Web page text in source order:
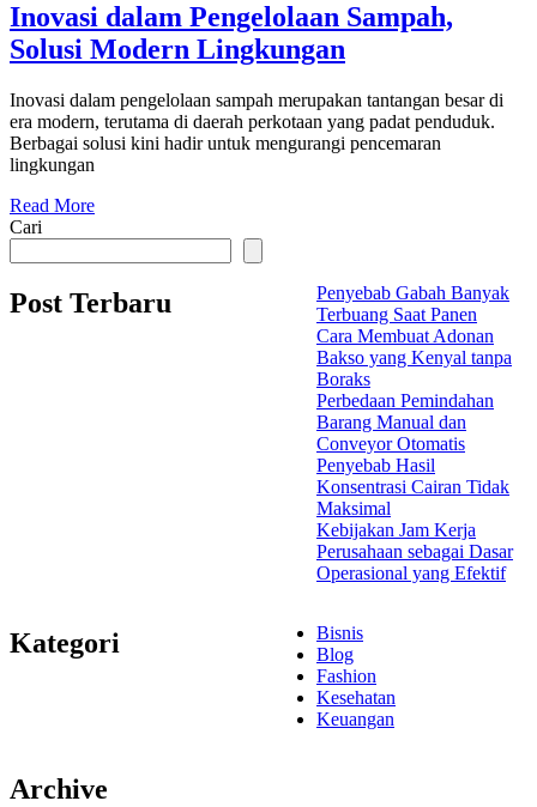
Inovasi dalam Pengelolaan Sampah,
Solusi Modern Lingkungan
Inovasi dalam pengelolaan sampah merupakan tantangan besar di
era modern, terutama di daerah perkotaan yang padat penduduk.
Berbagai solusi kini hadir untuk mengurangi pencemaran
lingkungan
Read More
Cari
Post Terbaru
Penyebab Gabah Banyak
Terbuang Saat Panen
Cara Membuat Adonan
Bakso yang Kenyal tanpa
Boraks
Perbedaan Pemindahan
Barang Manual dan
Conveyor Otomatis
Penyebab Hasil
Konsentrasi Cairan Tidak
Maksimal
Kebijakan Jam Kerja
Perusahaan sebagai Dasar
Operasional yang Efektif
Kategori
Bisnis
Blog
Fashion
Kesehatan
Keuangan
Archive